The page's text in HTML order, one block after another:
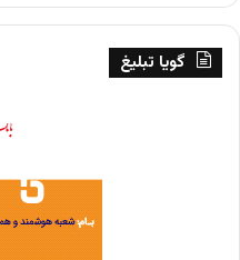
گویا تبلیغ